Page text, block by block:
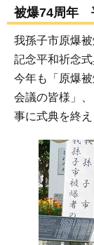
被爆74周年
我孫子市原爆
記念平和祈念式
今年も「原爆
会議の皆様」
事に式典を終え